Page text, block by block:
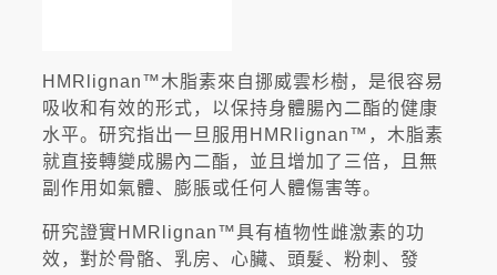
HMRlignan™木脂素來自挪威雲杉樹，是很容易
吸收和有效的形式，以保持身體腸內二酯的健康
水平。研究指出一旦服用HMRlignan™，木脂素
就直接轉變成腸內二酯，並且增加了三倍，且無
副作用如氣體、膨脹或任何人體傷害等。
研究證實HMRlignan™具有植物性雌激素的功
效，對於骨骼、乳房、心臟、頭髮、粉刺、發